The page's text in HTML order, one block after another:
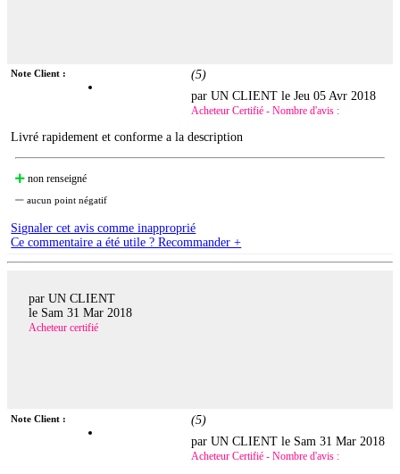
Note Client : (5)
par UN CLIENT leJeu 05 Avr 2018
Acheteur Certifié - Nombre d'avis :
Livré rapidement et conforme a la description
non renseigné
aucun point négatif
Signaler cet avis comme inapproprié
Ce commentaire a été utile ? Recommander +
par UN CLIENT
le Sam 31 Mar 2018
Acheteur certifié
Note Client : (5)
par UN CLIENT le Sam 31 Mar 2018
Acheteur Certifié - Nombre d'avis :